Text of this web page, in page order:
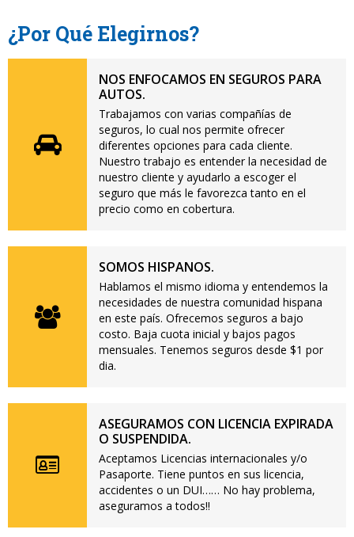
¿Por Qué Elegirnos?
NOS ENFOCAMOS EN SEGUROS PARA
AUTOS.
Trabajamos con varias compañías de
seguros, lo cual nos permite ofrecer
diferentes opciones para cada cliente.
Nuestro trabajo es entender la necesidad de
nuestro cliente y ayudarlo a escoger el
seguro que más le favorezca tanto en el
precio como en cobertura.
SOMOS HISPANOS.
Hablamos el mismo idioma y entendemos la
necesidades de nuestra comunidad hispana
en este país. Ofrecemos seguros a bajo
costo. Baja cuota inicial y bajos pagos
mensuales. Tenemos seguros desde $1 por
dia.
ASEGURAMOS CON LICENCIA EXPIRADA
O SUSPENDIDA.
Aceptamos Licencias internacionales y/o
Pasaporte. Tiene puntos en sus licencia,
accidentes o un DUI…… No hay problema,
aseguramos a todos!!